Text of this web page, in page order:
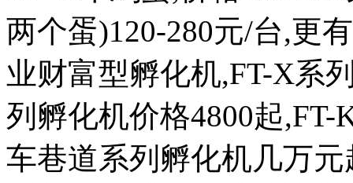
两个蛋)120-280元/台,更
业财富型孵化机,FT-X系
列孵化机价格4800起
车巷道系列孵化机几万